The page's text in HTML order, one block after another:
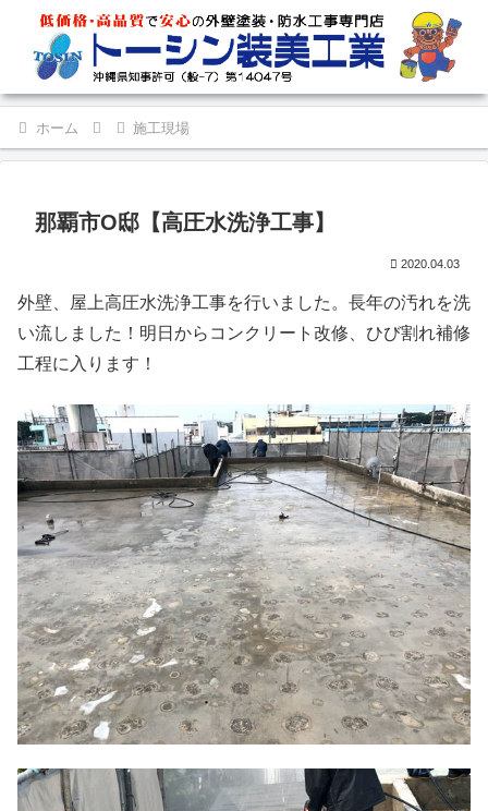
ホーム 施工現場
那覇市O邸【高圧水洗浄工事】
2020.04.03
外壁、屋上高圧水洗浄工事を行いました。長年の汚れを洗
い流しました！明日からコンクリート改修、ひび割れ補修
工程に入ります！